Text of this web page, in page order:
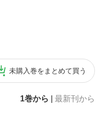
未購入巻をまとめて買う
1巻から 最新刊から